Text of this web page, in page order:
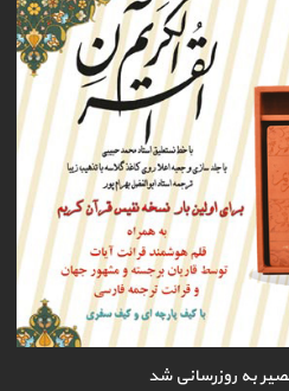
به روزرسانی شد